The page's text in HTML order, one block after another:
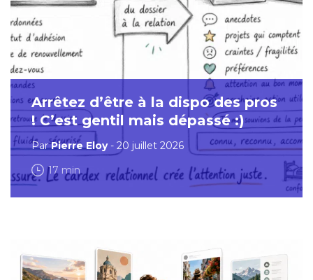
Arrêtez d’être à la dispo des pros
! C’est gentil mais dépassé :)
ParPierre Eloy- 20 juillet 2026
17 min